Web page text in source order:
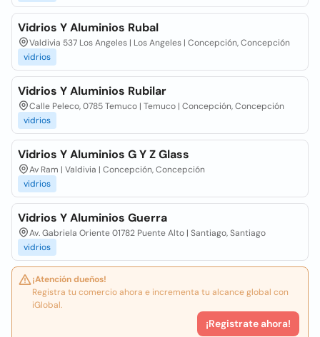
Vidrios Y Aluminios Rubal
Valdivia 537 Los Angeles | Los Angeles | Concepción, Concepción
vidrios
Vidrios Y Aluminios Rubilar
Calle Peleco, 0785 Temuco | Temuco | Concepción, Concepción
vidrios
Vidrios Y Aluminios G Y Z Glass
Av Ram | Valdivia | Concepción, Concepción
vidrios
Vidrios Y Aluminios Guerra
Av. Gabriela Oriente 01782 Puente Alto | Santiago, Santiago
vidrios
¡Atención dueños!
Registra tu comercio ahora e incrementa tu alcance global con
iGlobal.
¡Registrate ahora!